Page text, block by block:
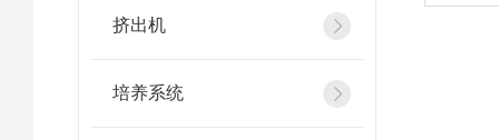
挤出机
培养系统